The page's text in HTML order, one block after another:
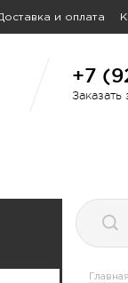
и оплата
+7
Заказать
Главная